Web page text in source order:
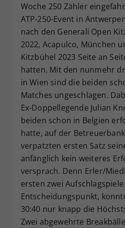
Woche 250 Zähler
ATP-250-Event in
nach den Generali Open
2022, Acapulco, München
Kitzbühel 2023 Seite an
hatten. Mit den nunmehr
in Wien sind die beiden
Matches ungeschlagen.
Ex-Doppellegende Julian
beiden schon in Belgien
hatte, auf der
verpatzten ersten Satz
anfänglich kein weiteres
versprach. Denn Erler/
ersten zwei
Entscheidungspunkt,
30:40 nur knapp die
Zwei abgewehrte